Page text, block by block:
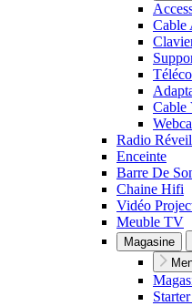
Cable
Cable
Radio Réveil
Enceinte
Barre De
Chaine Hifi
Vidéo
Meuble TV
Magasine